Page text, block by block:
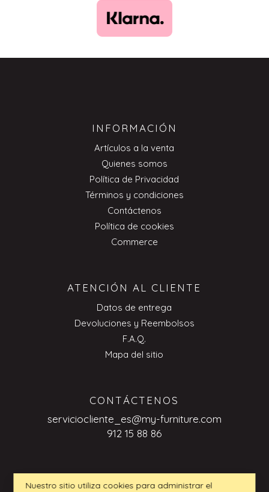
INFORMACIÓN
Artículos a la venta
Quienes somos
Política de Privacidad
Términos y condiciones
Contáctenos
Política de cookies
Commerce
ATENCIÓN AL CLIENTE
Datos de entrega
Devoluciones y Reembolsos
F.A.Q.
Mapa del sitio
CONTÁCTENOS
serviciocliente_es@my-furniture.com
912 15 88 86
CONSULTAS DE BUSINESS TO
Nuestro sitio utiliza cookies para administrar el